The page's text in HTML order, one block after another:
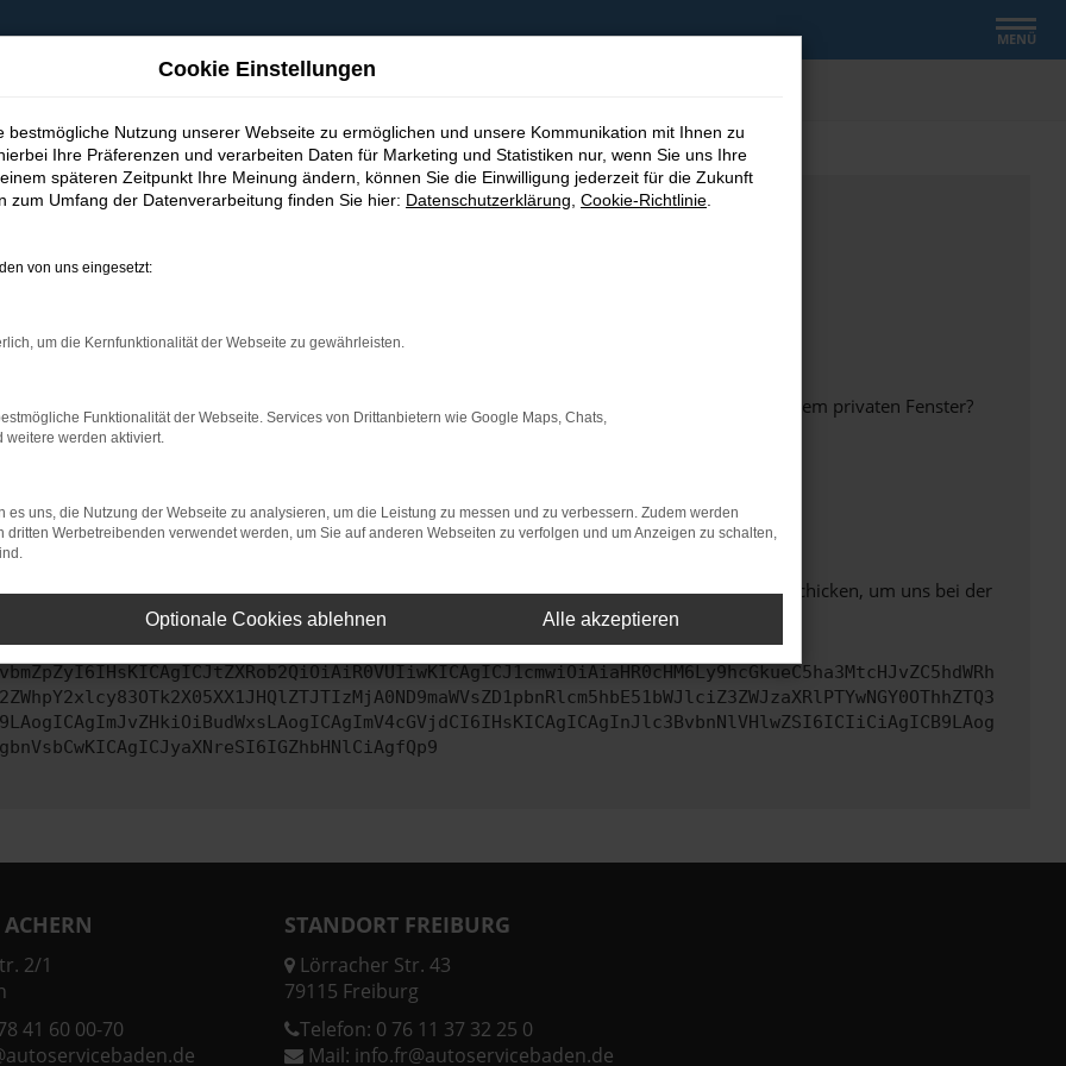
MENÜ
bestimmter Seiten verhindern. Funktioniert die Seite in einem anderen Browser oder in einem privaten Fenster?
beheben.
auf dem neuesten Stand sind.
kann auch dazu führen, dass bestimmte Funktionen nicht mehr unterstützt werden.
uns bitte. Wir werden versuchen, das Problem zu beheben. Du kannst uns diesen Text schicken, um uns bei der
2/1
41 60 00-70
STANDORT FREIBURG
Lörracher Str. 43
79115 Freiburg
Telefon: 0 76 11 37 32 25 0
Mail: info.fr@autoservicebaden.de
Cookie Einstellungen
bestmögliche Nutzung unserer Webseite zu ermöglichen und unsere Kommunikation mit Ihnen zu
Ihre Präferenzen und verarbeiten Daten für Marketing und Statistiken nur, wenn Sie uns Ihre
späteren Zeitpunkt Ihre Meinung ändern, können Sie die Einwilligung jederzeit für die Zukunft
zum Umfang der Datenverarbeitung finden Sie hier: Datenschutzerklärung Cookie-Richtlinie
von uns eingesetzt:
um die Kernfunktionalität der Webseite zu gewährleisten.
Funktionalität der Webseite. Services von Drittanbietern wie Google Maps, Chats,
weitere werden aktiviert.
es uns, die Nutzung der Webseite zu analysieren, um die Leistung zu messen und zu verbessern. Zudem werden
dritten Werbetreibenden verwendet werden, um Sie auf anderen Webseiten zu verfolgen und um Anzeigen zu schalten,
Optionale Cookies ablehnen Alle akzeptieren